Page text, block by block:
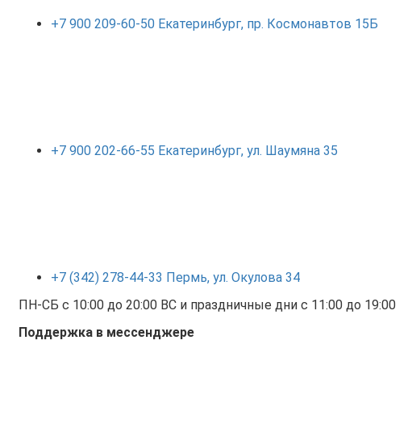
+7 900 209-60-50 Екатеринбург, пр. Космонавтов 15Б
+7 900 202-66-55 Екатеринбург, ул. Шаумяна 35
+7 (342) 278-44-33 Пермь, ул. Окулова 34
ПН-СБ с 10:00 до 20:00 ВС и праздничные дни с 11:00 до 19:00
Поддержка в мессенджере